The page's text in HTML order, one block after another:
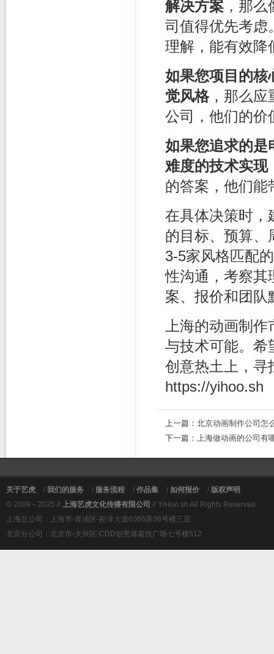
解决方案 ，那么
司值得优先考虑
理解，能有效降
如果您项目的核
觉风格，那么应
公司，他们的价
如果您追求的是
难度的技术实现
的答案，他们能
在具体决策时，
的目标、预算、
3-5家风格匹配
性沟通，考察其
案、报价和团队
上海的动画制
与技术可能。希
创意热土上，寻
https://yihoo.sh
上一篇： 北京动画制作公司怎
下一篇： 上海做动画的公司有
关于艺虎 / 我们的服务 / 服务流程 / 作品集 / 如何报价 / 版权声明
© 2009～2025 // 上海艺虎文化传播有限公司 // YiHoo.sh All Rights Reserved
上海总公司：上海市-青浦区-崧泽大道6066弄36号楼三层
北京分公司：北京市-大兴区-CDD创意港嘉悦广场七号楼512